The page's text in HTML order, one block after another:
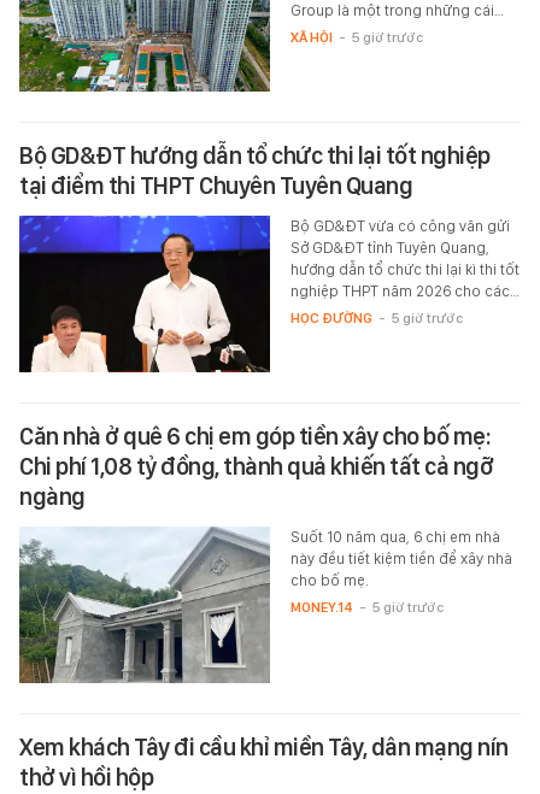
Group là một trong những cái…
XÃ HỘI - 5 giờ trước
Bộ GD&ĐT hướng dẫn tổ chức thi lại tốt nghiệp
tại điểm thi THPT Chuyên Tuyên Quang
Bộ GD&ĐT vừa có công văn gửi
Sở GD&ĐT tỉnh Tuyên Quang,
hướng dẫn tổ chức thi lại kì thi tốt
nghiệp THPT năm 2026 cho các…
HỌC ĐƯỜNG - 5 giờ trước
Căn nhà ở quê 6 chị em góp tiền xây cho bố mẹ:
Chi phí 1,08 tỷ đồng, thành quả khiến tất cả ngỡ
ngàng
Suốt 10 năm qua, 6 chị em nhà
này đều tiết kiệm tiền để xây nhà
cho bố mẹ.
MONEY.14 - 5 giờ trước
Xem khách Tây đi cầu khỉ miền Tây, dân mạng nín
thở vì hồi hộp